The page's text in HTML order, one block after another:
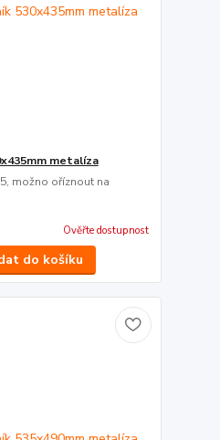
metalíza
možno oříznout na
Ověřte dostupnost
do košíku